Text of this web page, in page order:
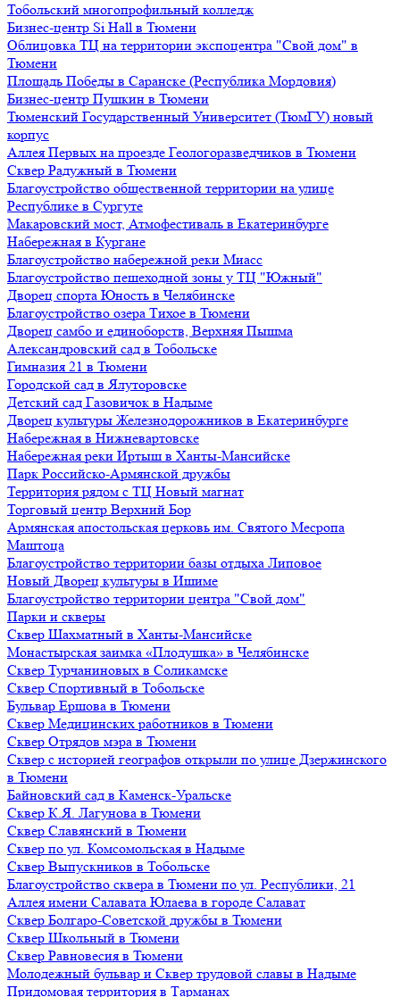
Тобольский многопрофильный колледж
Бизнес-центр Si Hall в Тюмени
Облицовка ТЦ на территории экспоцентра "Свой дом" в
Тюмени
Площадь Победы в Саранске (Республика Мордовия)
Бизнес-центр Пушкин в Тюмени
Тюменский Государственный Университет (ТюмГУ) новый
корпус
Аллея Первых на проезде Геологоразведчиков в Тюмени
Сквер Радужный в Тюмени
Благоустройство общественной территории на улице
Республике в Сургуте
Макаровский мост, Атмофестиваль в Екатеринбурге
Набережная в Кургане
Благоустройство набережной реки Миасс
Благоустройство пешеходной зоны у ТЦ "Южный"
Дворец спорта Юность в Челябинске
Благоустройство озера Тихое в Тюмени
Дворец самбо и единоборств, Верхняя Пышма
Александровский сад в Тобольске
Гимназия 21 в Тюмени
Городской сад в Ялуторовске
Детский сад Газовичок в Надыме
Дворец культуры Железнодорожников в Екатеринбурге
Набережная в Нижневартовске
Набережная реки Иртыш в Ханты-Мансийске
Парк Российско-Армянской дружбы
Территория рядом с ТЦ Новый магнат
Торговый центр Верхний Бор
Армянская апостольская церковь им. Святого Месропа
Маштоца
Благоустройство территории базы отдыха Липовое
Нoвый Двoрeц культуры в Ишимe
Благоустройство территории центра "Свой дом"
Парки и скверы
Сквер Шахматный в Ханты-Мансийске
Монастырская заимка «Плодушка» в Челябинске
Сквер Турчаниновых в Соликамске
Сквер Спортивный в Тобольске
Бульвар Ершова в Тюмени
Сквер Медицинских работников в Тюмени
Сквер Отрядов мэра в Тюмени
Сквер с историей географов открыли по улице Дзержинского
в Тюмени
Байновский сад в Каменск-Уральске
Сквер К.Я. Лагунова в Тюмени
Сквер Славянский в Тюмени
Сквер по ул. Комсомольская в Надыме
Сквер Выпускников в Тобольске
Благоустройство сквера в Тюмени по ул. Республики, 21
Аллея имени Салавата Юлаева в городе Салават
Сквер Болгаро-Советской дружбы в Тюмени
Сквер Школьный в Тюмени
Сквер Равновесия в Тюмени
Молодежный бульвар и Сквер трудовой славы в Надыме
Придомовая территория в Тарманах